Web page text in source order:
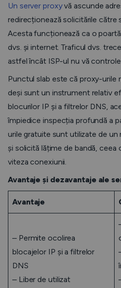
Un server proxyvă ascunde
redirecționează solicitările către
Acesta funcționează ca o
dvs. și internet. Traficul dvs.
astfel încât ISP-ul nu vă
Punctul slab este că proxy-urile
deși sunt un instrument relativ
blocurilor IP și a filtrelor DNS,
împiedice inspecția profundă a
urile gratuite sunt utilizate de un
și solicită lățime de bandă,
viteza conexiunii.
Avantaje și dezavantaje ale
Avantaje
– Permite ocolirea
blocajelor IP și a filtrelor
DNS
– Liber de utilizat